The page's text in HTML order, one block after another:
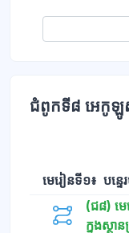
ជំពូកទី៨ អេកូ
មេរៀនទី១៖ បន្ទេ
(ជ៨) មេ
ក្នុងស្ថាន